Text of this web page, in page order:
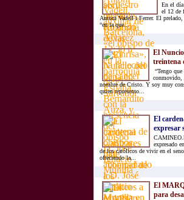
En el día
el 12 de
Antoni Vadell i Ferrer. El prelado,
“en la que...
El
treintena
“Tengo
conmovido,
nombre de Cristo. Y soy muy
quien represento...
El
expresar
expresado
de los católicos de vivir en el
ofreciendo la...
El
para